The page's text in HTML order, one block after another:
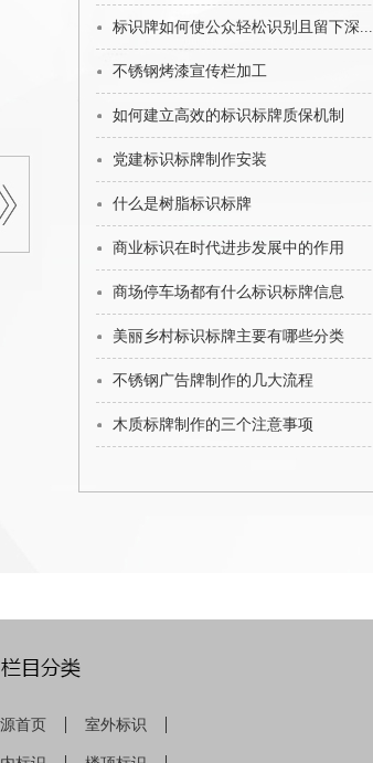
标识牌如何使公众轻松识别且留下深...
不锈钢烤漆宣传栏加工
如何建立高效的标识标牌质保机制
党建标识标牌制作安装
什么是树脂标识标牌
商业标识在时代进步发展中的作用
商场停车场都有什么标识标牌信息
美丽乡村标识标牌主要有哪些分类
不锈钢广告牌制作的几大流程
木质标牌制作的三个注意事项
首页 室外标识